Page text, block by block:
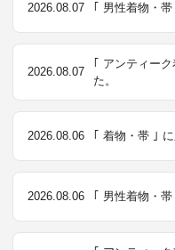
2026.08.07 ｢ 男性着物・帯
2026.08.07
｢ アンティー
た。
2026.08.06 ｢ 着物・帯 ｣
2026.08.06 ｢ 男性着物・帯